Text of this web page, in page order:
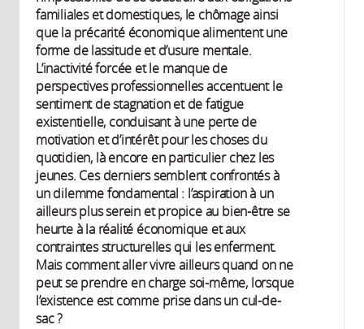
familiales et domestiques, le chômage ainsi
que la précarité économique alimentent une
forme de lassitude et d’usure mentale.
L’inactivité forcée et le manque de
perspectives professionnelles accentuent le
sentiment de stagnation et de fatigue
existentielle, conduisant à une perte de
motivation et d’intérêt pour les choses du
quotidien, là encore en particulier chez les
jeunes. Ces derniers semblent confrontés à
un dilemme fondamental : l’aspiration à un
ailleurs plus serein et propice au bien-être se
heurte à la réalité économique et aux
contraintes structurelles qui les enferment.
Mais comment aller vivre ailleurs quand on ne
peut se prendre en charge soi-même, lorsque
l’existence est comme prise dans un cul-de-
sac ?